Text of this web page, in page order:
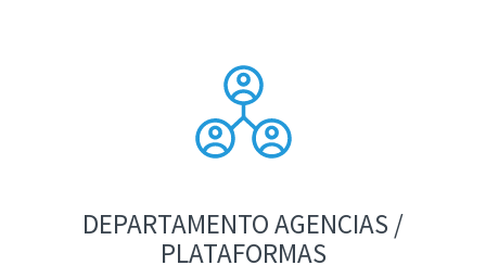
DEPARTAMENTO AGENCIAS /
PLATAFORMAS